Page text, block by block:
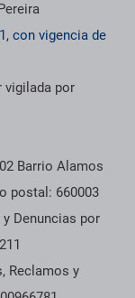
con vigencia de
vigilada por
Barrio Alamos
postal: 660003
Denuncias por
Reclamos y